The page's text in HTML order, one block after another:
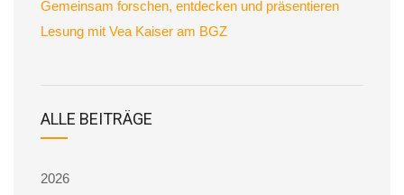
Gemeinsam forschen, entdecken und präsentieren
Lesung mit Vea Kaiser am BGZ
ALLE BEITRÄGE
2026